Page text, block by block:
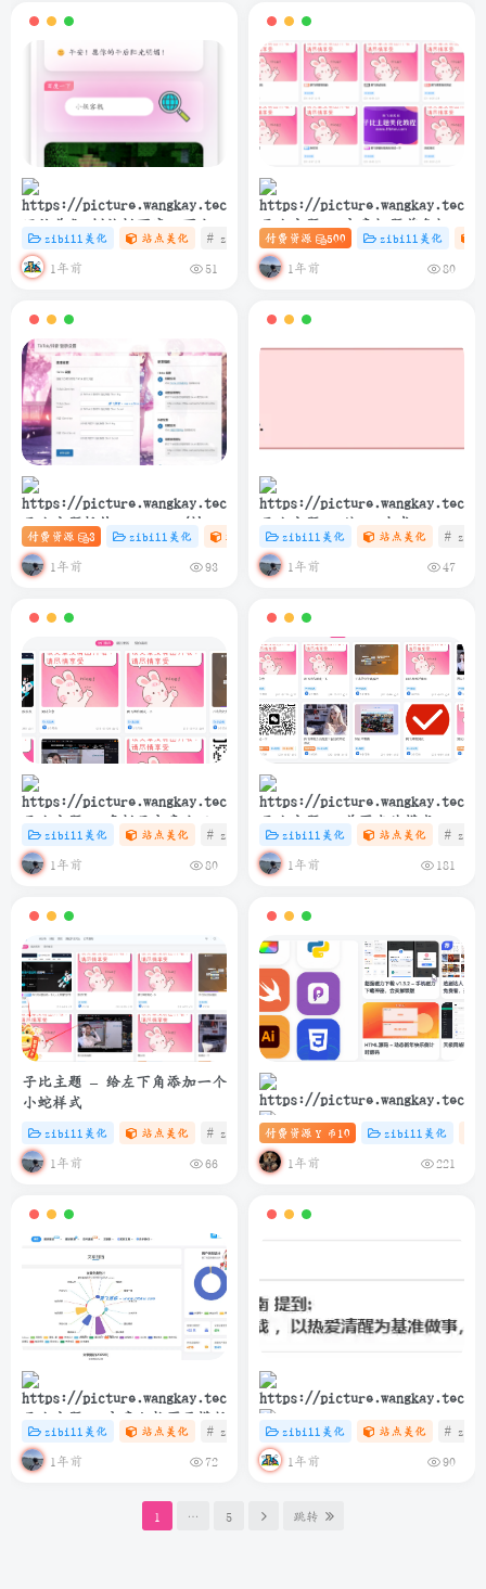
网站美化-侧边栏百度一下小卡
片协助SEO
zibill美化 站点美化 # zibll # C # 设计
1年前 51
子比主题 – 文章标题前角标扫
光样式[优化版]
付费资源 500 zibill美化
1年前 80
子比主题插件 – TikTok/抖音
登录插件
付费资源 3 zibill美化 站点美化 # 插件 # 站点美化 # 抖音
1年前 93
子比主题 – 纯PHP生成
sitemap.xml教程
zibill美化 站点美化 #
1年前 47
子比主题 – 多栏目文章小工具
样式美化
zibill美化 站点美化 # zibll # C # 美化
1年前 80
子比主题 – 首页卡片模式一排
6个
zibill美化 站点美化 #
1年前 181
子比主题 – 给左下角添加一个
小蛇样式
zibill美化 站点美化 # zibll # C # HTML
1年前 66
子比主题 – 滚动图标推荐卡片
（第三版）
付费资源 Y 币 10 zibill美化
1年前 221
子比主题 – 文章归档页面模版
zibill美化 站点美化 # zibll # C # java
1年前 72
简洁而美丽：如何在博客中优
雅展示网易云热评
zibill美化 站点美化 #
1年前 90
1 … 5 跳转